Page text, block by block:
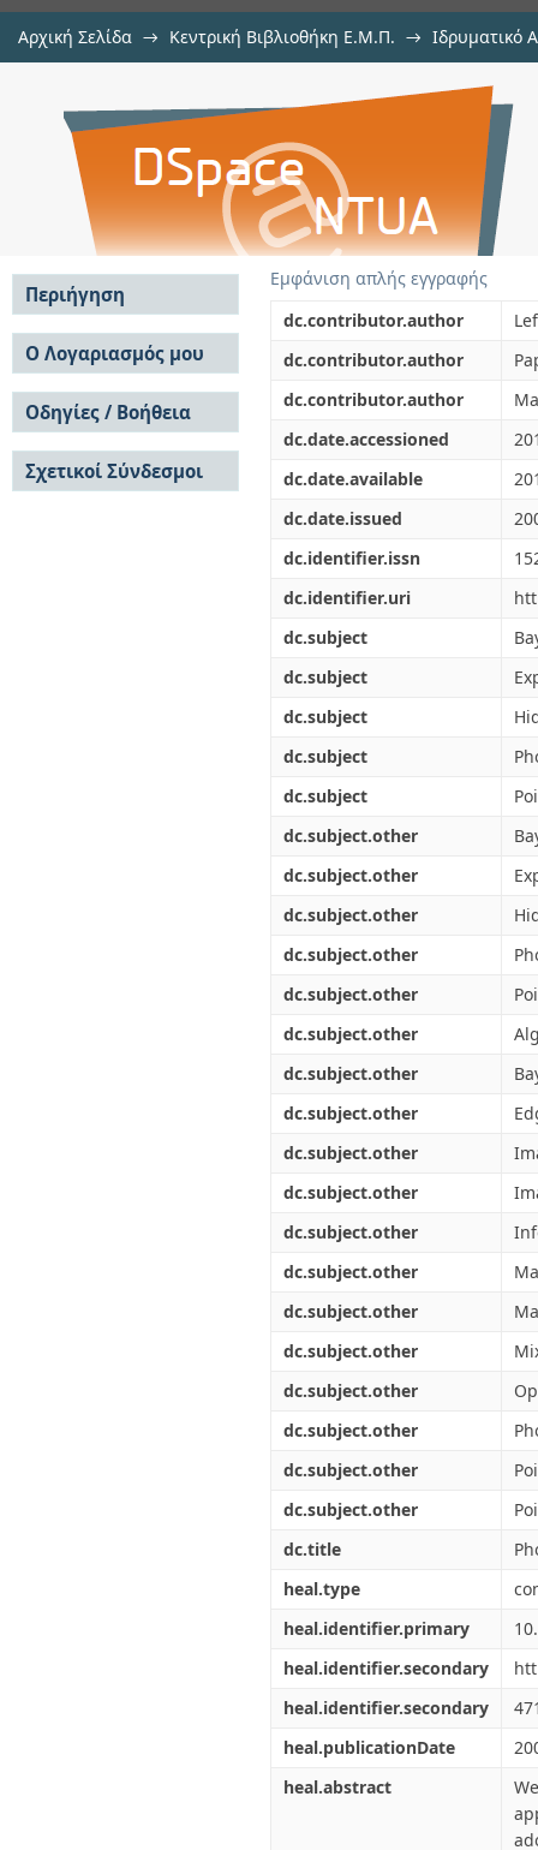
Αρχική Σελίδα → Κεντρική Βιβλιοθήκη Ε.Μ.Π. → Ιδρυματικό
Photon-limited image denoising
Εμφάνιση απλής εγγραφής
dc.contributor.author
dc.contributor.author
dc.contributor.author
dc.date.accessioned
dc.date.available
dc.date.issued
dc.identifier.issn
dc.identifier.uri
dc.subject
dc.subject
dc.subject
dc.subject
dc.subject
dc.subject.other
dc.subject.other
dc.subject.other
dc.subject.other
dc.subject.other
dc.subject.other
dc.subject.other
dc.subject.other
dc.subject.other
dc.subject.other
dc.subject.other
dc.subject.other
dc.subject.other
dc.subject.other
dc.subject.other
dc.subject.other
dc.subject.other
dc.subject.other
dc.title
heal.type
heal.identifier.primary
heal.identifier.secondary
heal.identifier.secondary
heal.publicationDate
heal.abstract
Περιήγηση
Σε όλο το DSpace
Κοινότητες & Συλλογές
Ανά Ημερομηνία
Έκδοσης
Συγγραφείς
Τίτλοι
Θέματα
Ο Λογαριασμός μου
Σύνδεση
Εγγραφή
Οδηγίες / Βοήθεια
Οδηγίες Υποβολής
Οδηγίες Χρήσης ΙΑ
Συχνές Ερωτήσεις
Σχετικοί Σύνδεσμοι